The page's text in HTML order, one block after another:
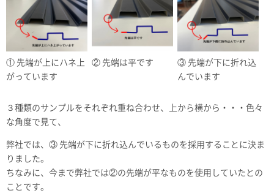
① 先端が上にハネ上
がっています
② 先端は平です
③ 先端が下に折れ込
んでいます
３種類のサンプルをそれぞれ重ね合わせ、上から横から・・・色々
な角度で見て、
弊社では、③ 先端が下に折れ込んでいるものを採用することに決ま
りました。
ちなみに、今まで弊社では②の先端が平なものを使用していたとの
ことです。